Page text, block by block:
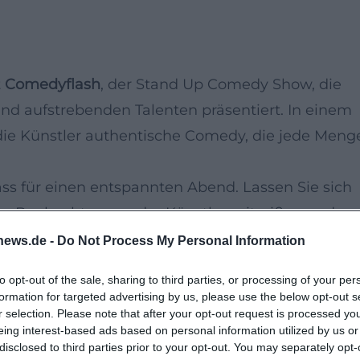
- Do Not Process My Personal Information
opt-out of the sale, sharing to third parties, or processing of your
for targeted advertising by us, please use the below opt-out
selection. Please note that after your opt-out request is processed
interest-based ads based on personal information utilized by us
to third parties prior to your opt-out. You may separately
Comedyflash, der Stand Up Comedy Show, die
aufstrebenden Talenten präsentiert. In einem
Künstler authentische Comedy, die jede
für einen entspannten Abend. Lassen Sie sich
Beobachtungen der Künstler mitreißen und
Stand-up-Show.
Newcomer und bekannte Namen der
Performance, die Ihnen das Gefühl gibt, in